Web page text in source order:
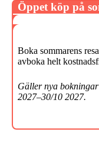
Öppet köp på
Boka sommarens
avboka helt
Gäller nya
2027–30/10 2027.